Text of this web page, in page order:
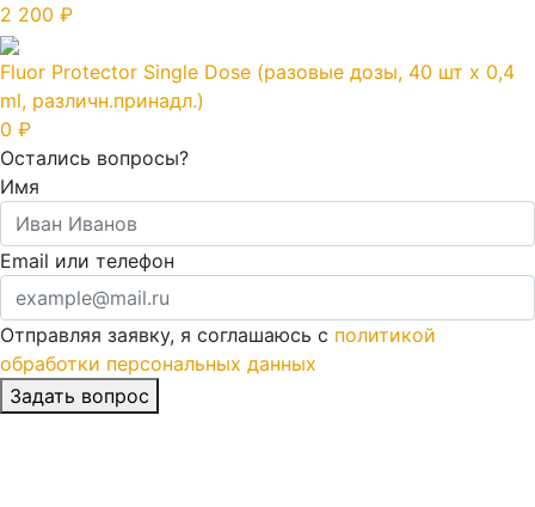
2 200 ₽
Fluor Protector Single Dose (разовые дозы, 40 шт x 0,4
ml, различн.принадл.)
0 ₽
Остались вопросы?
Имя
Email или телефон
Отправляя заявку, я соглашаюсь с политикой
обработки персональных данных